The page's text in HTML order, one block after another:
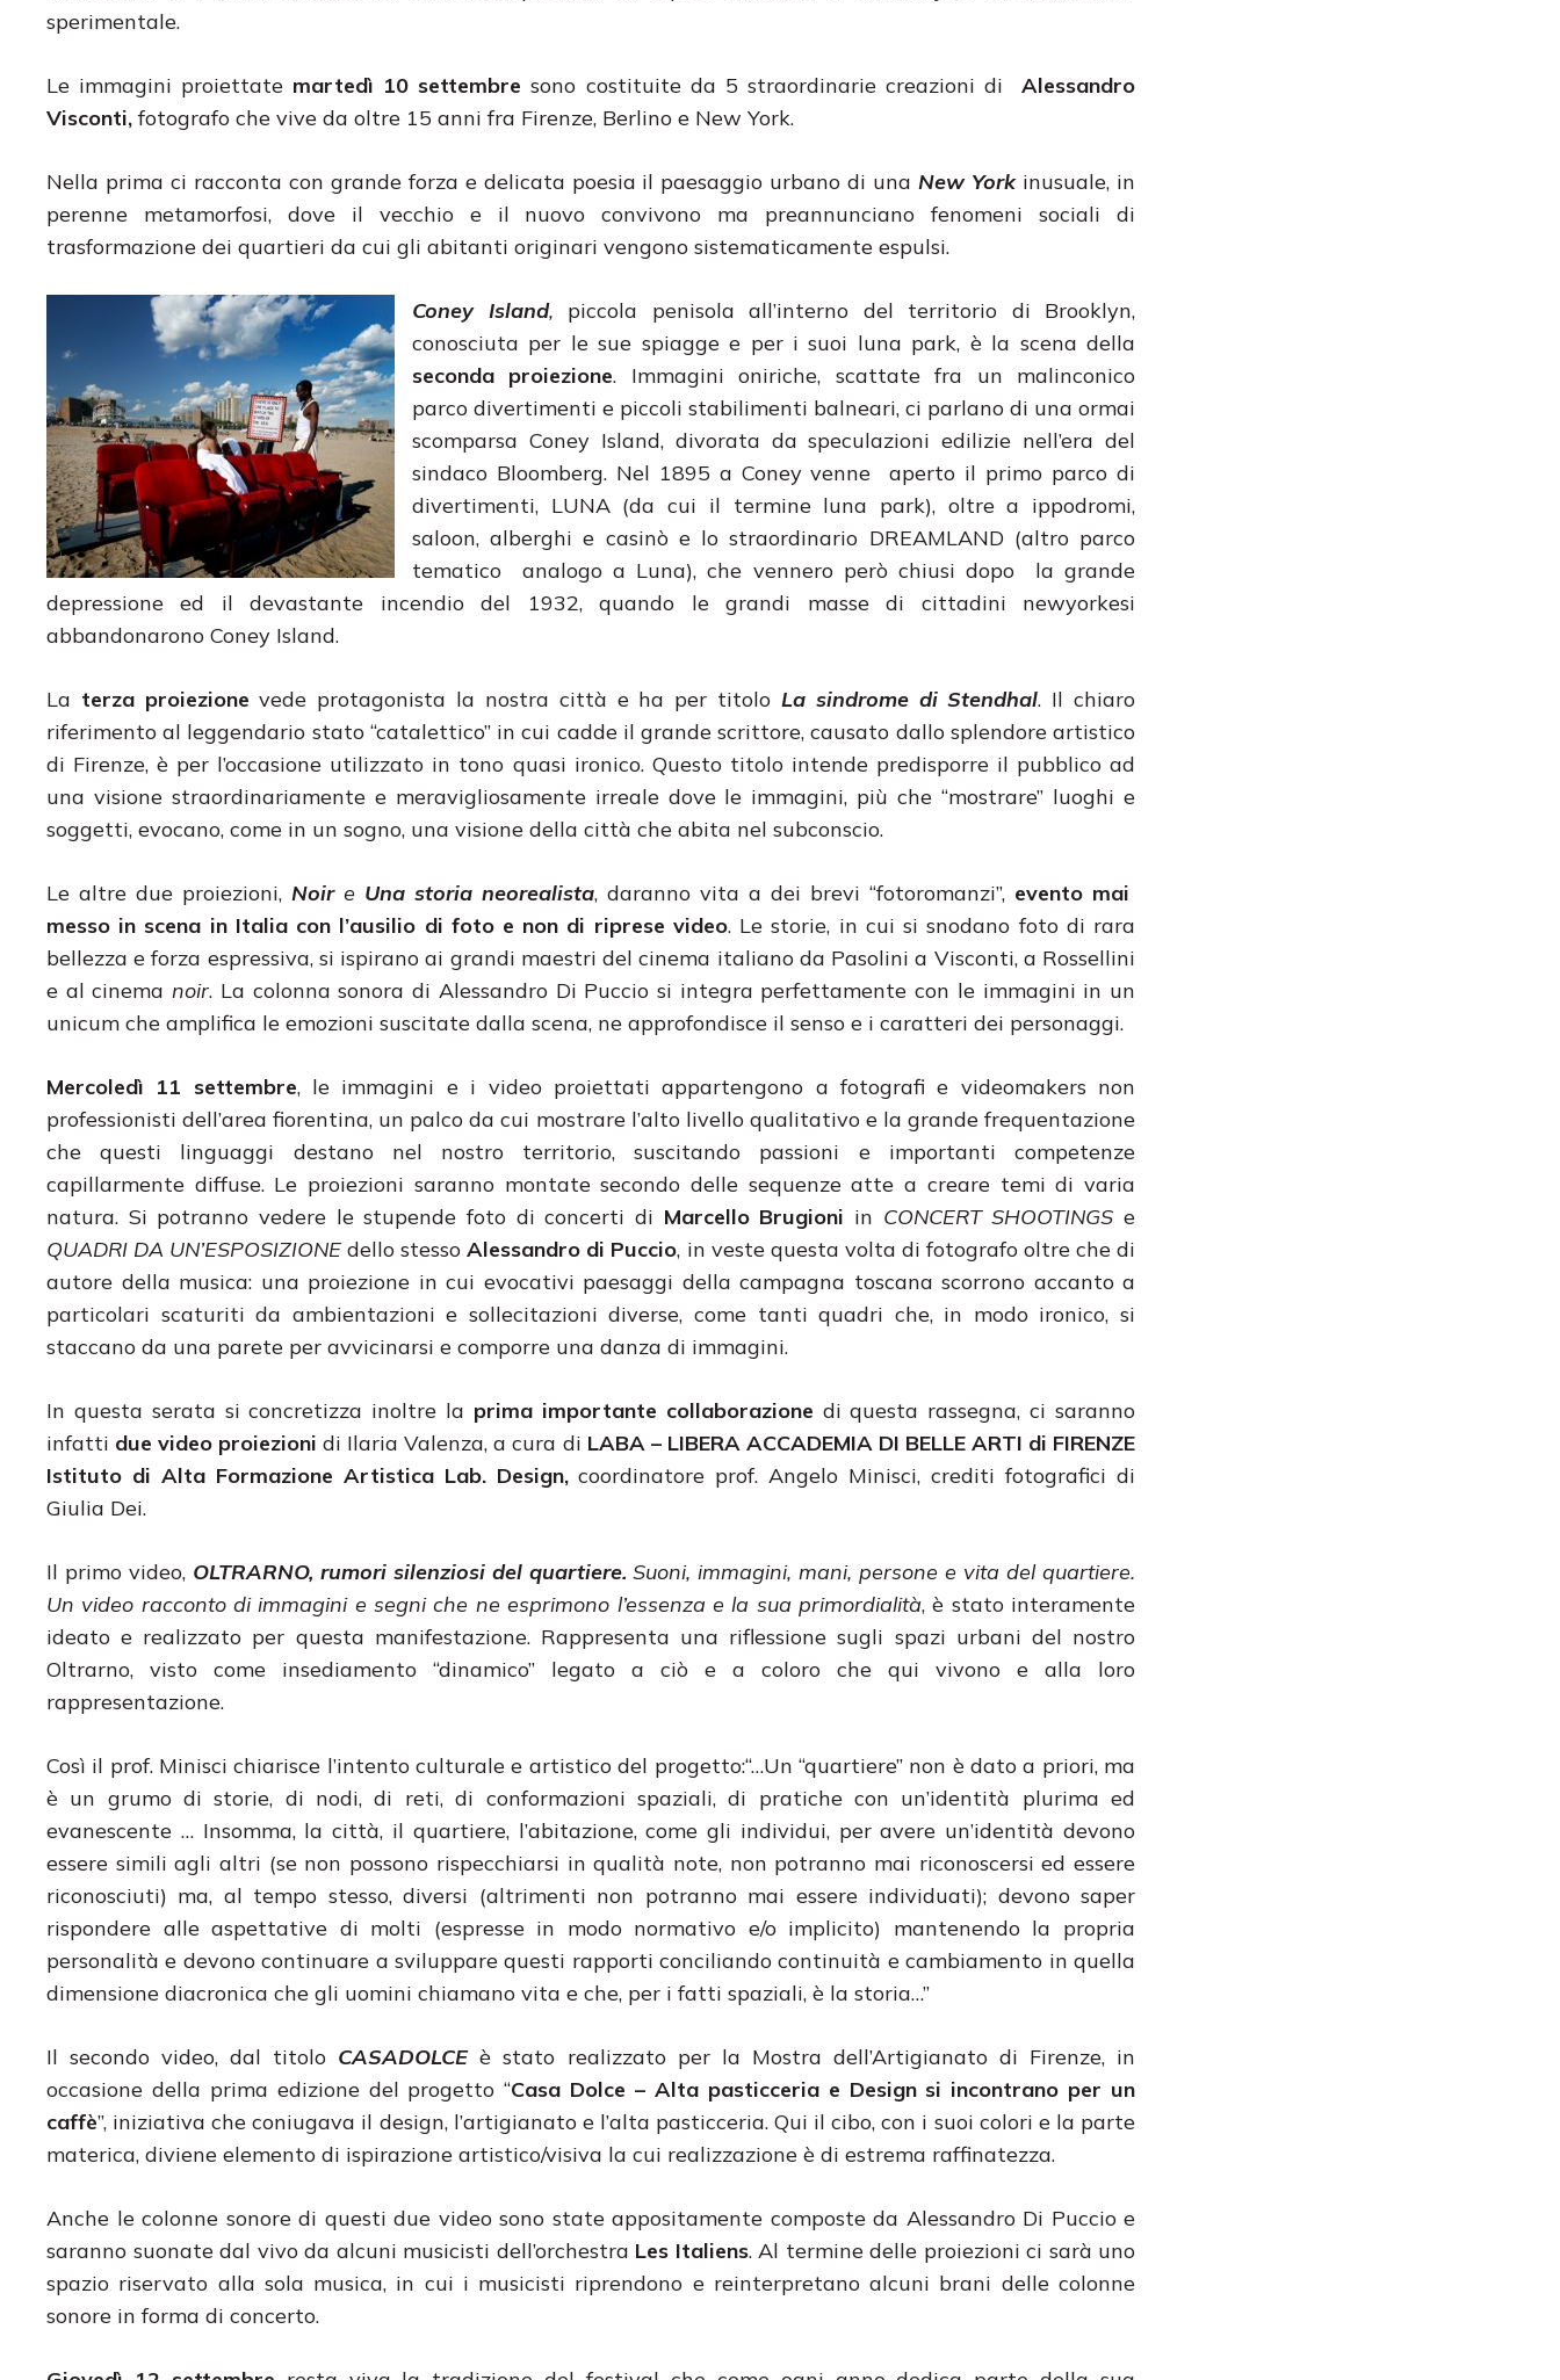
sperimentale.
Le immagini proiettate martedì 10 settembre sono costituite da 5 straordinarie creazioni diAlessandro
Visconti, fotografo che vive da oltre 15 anni fra Firenze, Berlino e New York.
Nella prima ci racconta con grande forza e delicata poesia il paesaggio urbano di unaNew York inusuale, in
perenne metamorfosi, dove il vecchio e il nuovo convivono ma preannunciano fenomeni sociali di
trasformazione dei quartieri da cui gli abitanti originari vengono sistematicamente espulsi.
Coney Island, piccola penisola all’interno del territorio di Brooklyn,
conosciuta per le sue spiagge e per i suoi luna park, è la scena della
seconda proiezione. Immagini oniriche, scattate fra un malinconico
parco divertimenti e piccoli stabilimenti balneari, ci parlano di una ormai
scomparsa Coney Island, divorata da speculazioni edilizie nell’era del
sindaco Bloomberg. Nel 1895 a Coney venne aperto il primo parco di
divertimenti, LUNA (da cui il termine luna park), oltre a ippodromi,
saloon, alberghi e casinò e lo straordinario DREAMLAND (altro parco
tematico analogo a Luna), che vennero però chiusi dopo la grande
depressione ed il devastante incendio del 1932, quando le grandi masse di cittadini newyorkesi
abbandonarono Coney Island.
La terza proiezione vede protagonista la nostra città e ha per titolo La sindrome di Stendhal. Il chiaro
riferimento al leggendario stato “catalettico” in cui cadde il grande scrittore, causato dallo splendore artistico
di Firenze, è per l’occasione utilizzato in tono quasi ironico. Questo titolo intende predisporre il pubblico ad
una visione straordinariamente e meravigliosamente irreale dove le immagini, più che “mostrare” luoghi e
soggetti, evocano, come in un sogno, una visione della città che abita nel subconscio.
Le altre due proiezioni, Noir e Una storia neorealista, daranno vita a dei brevi “fotoromanzi”, evento mai
messo in scena in Italia con l’ausilio di foto e non di riprese video. Le storie, in cui si snodano foto di rara
bellezza e forza espressiva, si ispirano ai grandi maestri del cinema italiano da Pasolini a Visconti, a Rossellini
e al cinemanoir. La colonna sonora di Alessandro Di Puccio si integra perfettamente con le immagini in un
unicum che amplifica le emozioni suscitate dalla scena, ne approfondisce il senso e i caratteri dei personaggi.
Mercoledì 11 settembre, le immagini e i video proiettati appartengono a fotografi e videomakers non
professionisti dell’area fiorentina, un palco da cui mostrare l’alto livello qualitativo e la grande frequentazione
che questi linguaggi destano nel nostro territorio, suscitando passioni e importanti competenze
capillarmente diffuse. Le proiezioni saranno montate secondo delle sequenze atte a creare temi di varia
natura. Si potranno vedere le stupende foto di concerti di Marcello Brugioni in CONCERT SHOOTINGSe
QUADRI DA UN’ESPOSIZIONEdello stessoAlessandro di Puccio, in veste questa volta di fotografo oltre che di
autore della musica: una proiezione in cui evocativi paesaggi della campagna toscana scorrono accanto a
particolari scaturiti da ambientazioni e sollecitazioni diverse, come tanti quadri che, in modo ironico, si
staccano da una parete per avvicinarsi e comporre una danza di immagini.
In questa serata si concretizza inoltre la prima importante collaborazione di questa rassegna, ci saranno
infatti due video proiezionidi Ilaria Valenza, a cura di LABA – LIBERA ACCADEMIA DI BELLE ARTI di FIRENZE
Istituto di Alta Formazione Artistica Lab. Design,coordinatore prof. Angelo Minisci, crediti fotografici di
Giulia Dei.
Il primo video, OLTRARNO, rumori silenziosi del quartiere.Suoni, immagini, mani, persone e vita del quartiere.
Un video racconto di immagini e segni che ne esprimono l’essenza e la sua primordialità, è stato interamente
ideato e realizzato per questa manifestazione. Rappresenta una riflessione sugli spazi urbani del nostro
Oltrarno, visto come insediamento “dinamico” legato a ciò e a coloro che qui vivono e alla loro
rappresentazione.
Così il prof. Minisci chiarisce l’intento culturale e artistico del progetto:“…Un “quartiere” non è dato a priori, ma
è un grumo di storie, di nodi, di reti, di conformazioni spaziali, di pratiche con un’identità plurima ed
evanescente … Insomma, la città, il quartiere, l’abitazione, come gli individui, per avere un’identità devono
essere simili agli altri (se non possono rispecchiarsi in qualità note, non potranno mai riconoscersi ed essere
riconosciuti) ma, al tempo stesso, diversi (altrimenti non potranno mai essere individuati); devono saper
rispondere alle aspettative di molti (espresse in modo normativo e/o implicito) mantenendo la propria
personalità e devono continuare a sviluppare questi rapporti conciliando continuità e cambiamento in quella
dimensione diacronica che gli uomini chiamano vita e che, per i fatti spaziali, è la storia…”
Il secondo video, dal titolo CASADOLCEè stato realizzato per la Mostra dell’Artigianato di Firenze, in
occasione della prima edizione del progetto “Casa Dolce – Alta pasticceria e Design si incontrano per un
caffè”, iniziativa che coniugava il design, l’artigianato e l’alta pasticceria. Qui il cibo, con i suoi colori e la parte
materica, diviene elemento di ispirazione artistico/visiva la cui realizzazione è di estrema raffinatezza.
Anche le colonne sonore di questi due video sono state appositamente composte da Alessandro Di Puccio e
saranno suonate dal vivo da alcuni musicisti dell’orchestra Les Italiens. Al termine delle proiezioni ci sarà uno
spazio riservato alla sola musica, in cui i musicisti riprendono e reinterpretano alcuni brani delle colonne
sonore in forma di concerto.